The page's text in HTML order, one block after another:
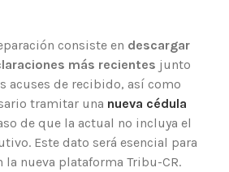
consiste en descargar
más recientes junto
acuses de recibido, así como
tramitar una nueva cédula
de que la actual no incluya el
Este dato será esencial para
la nueva plataforma Tribu-CR.